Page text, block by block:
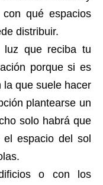
qué espacios
distribuir.
que reciba tu
porque si es
la que suele hacer
plantearse un
solo habrá que
el espacio del sol
o con los